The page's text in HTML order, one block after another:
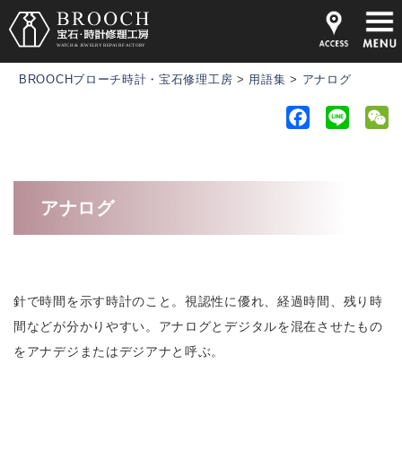
BROOCHブローチ時計・宝石修理工房 > 用語集 > アナログ
アナログ
針で時間を示す時計のこと。視認性に優れ、経過時間、残り時
間などが分かりやすい。アナログとデジタルを混在させたもの
をアナデジまたはデジアナと呼ぶ。